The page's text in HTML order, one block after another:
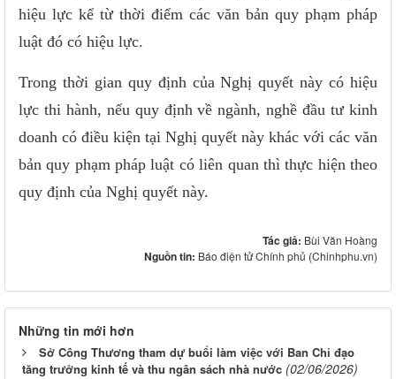
hiệu lực kể từ thời điểm các văn bản quy phạm pháp
luật đó có hiệu lực.
Trong thời gian quy định của Nghị quyết này có hiệu
lực thi hành, nếu quy định về ngành, nghề đầu tư kinh
doanh có điều kiện tại Nghị quyết này khác với các văn
bản quy phạm pháp luật có liên quan thì thực hiện theo
quy định của Nghị quyết này.
Tác giả: Bùi Văn Hoàng
Nguồn tin: Báo điện tử Chính phủ (Chinhphu.vn)
Những tin mới hơn
Sở Công Thương tham dự buổi làm việc với Ban Chỉ đạo
tăng trưởng kinh tế và thu ngân sách nhà nước (02/06/2026)